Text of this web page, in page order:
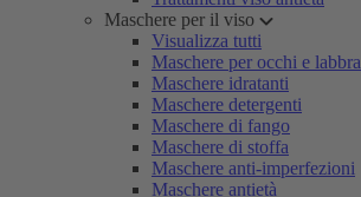
Maschere per il viso
Visualizza tutti
Maschere per occhi e labbra
Maschere idratanti
Maschere detergenti
Maschere di fango
Maschere di stoffa
Maschere anti-imperfezioni
Maschere antietà